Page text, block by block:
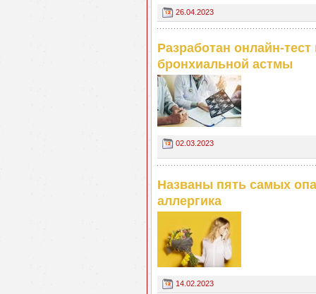
26.04.2023
Разработан онлайн-
бронхиальной астмы
02.03.2023
Названы пять самых
аллергика
14.02.2023